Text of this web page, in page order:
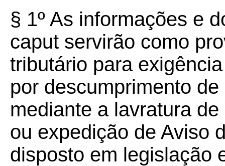
§ 1º As informações e
caput servirão como
tributário para
por descumprimento
mediante a lavratura
ou expedição de Aviso
disposto em legislação